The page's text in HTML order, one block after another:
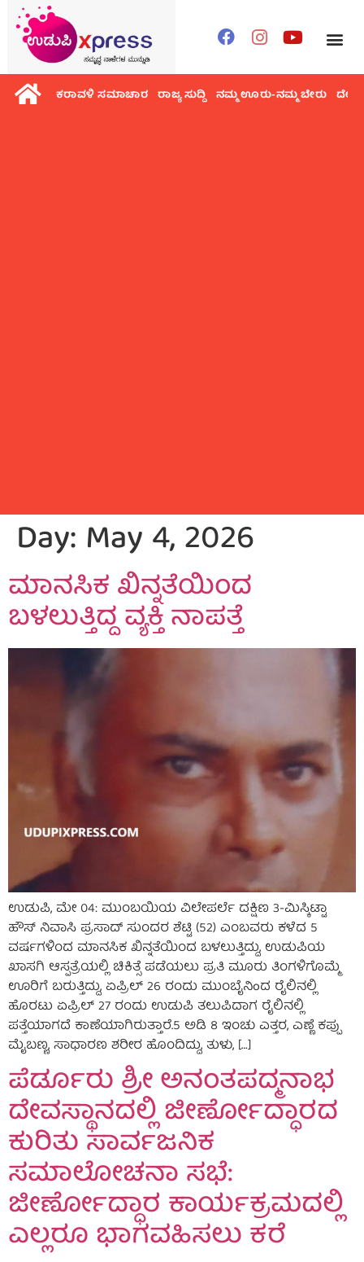
ಕರಾವಳಿ ಸಮಾಚಾರ ರಾಜ್ಯ ಸುದ್ದಿ ನಮ್ಮ ಊರು-ನಮ್ಮ ಬೇರು ದೇಶ
Day: May 4, 2026
ಮಾನಸಿಕ ಖಿನ್ನತೆಯಿಂದ
ಬಳಲುತ್ತಿದ್ದ ವ್ಯಕ್ತಿ ನಾಪತ್ತೆ
ಉಡುಪಿ, ಮೇ 04: ಮುಂಬಯಿಯ ವಿಲೇಪರ್ಲೆ ದಕ್ಷಿಣ 3-ಮಿಸ್ಕಿಟ್ಟಾ
ಹೌಸ್ ನಿವಾಸಿ ಪ್ರಸಾದ್ ಸುಂದರ ಶೆಟ್ಟಿ (52) ಎಂಬವರು ಕಳೆದ 5
ವರ್ಷಗಳಿಂದ ಮಾನಸಿಕ ಖಿನ್ನತೆಯಿಂದ ಬಳಲುತ್ತಿದ್ದು, ಉಡುಪಿಯ
ಖಾಸಗಿ ಆಸ್ಪತ್ರೆಯಲ್ಲಿ ಚಿಕಿತ್ಸೆ ಪಡೆಯಲು ಪ್ರತಿ ಮೂರು ತಿಂಗಳಿಗೊಮ್ಮೆ
ಊರಿಗೆ ಬರುತ್ತಿದ್ದು, ಏಪ್ರಿಲ್ 26 ರಂದು ಮುಂಬೈನಿoದ ರೈಲಿನಲ್ಲಿ
ಹೊರಟು ಏಪ್ರಿಲ್ 27 ರಂದು ಉಡುಪಿ ತಲುಪಿದಾಗ ರೈಲಿನಲ್ಲಿ
ಪತ್ತೆಯಾಗದೆ ಕಾಣೆಯಾಗಿರುತ್ತಾರೆ.5 ಅಡಿ 8 ಇಂಚು ಎತ್ತರ, ಎಣ್ಣೆ ಕಪ್ಪು
ಮೈಬಣ್ಣ, ಸಾಧಾರಣ ಶರೀರ ಹೊಂದಿದ್ದು, ತುಳು, […]
ಪೆರ್ಡೂರು ಶ್ರೀ ಅನಂತಪದ್ಮನಾಭ
ದೇವಸ್ಥಾನದಲ್ಲಿ ಜೀರ್ಣೋದ್ಧಾರದ
ಕುರಿತು ಸಾರ್ವಜನಿಕ
ಸಮಾಲೋಚನಾ ಸಭೆ:
ಜೀರ್ಣೋದ್ಧಾರ ಕಾರ್ಯಕ್ರಮದಲ್ಲಿ
ಎಲ್ಲರೂ ಭಾಗವಹಿಸಲು ಕರೆ